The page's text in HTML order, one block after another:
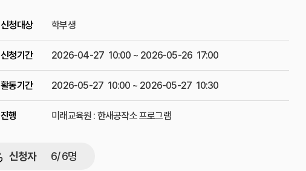
신청대상 학부생
신청기간 2026-04-27 10:00 ~ 2026-05-26 17:00
활동기간 2026-05-27 10:00 ~ 2026-05-27 10:30
진행 미래교육원 : 한새공작소 프로그램
신청자 6/6명